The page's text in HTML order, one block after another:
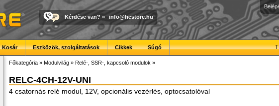
Kérdése van? » info@hestore.hu
Kosár Eszközök, szolgáltatások Cikkek Súgó
Főkategória » Modulvilág » Relé-, SSR-, kapcsoló modulok »
RELC-4CH-12V-UNI
4 csatornás relé modul, 12V, opcionális vezérlés, optocsatolóval